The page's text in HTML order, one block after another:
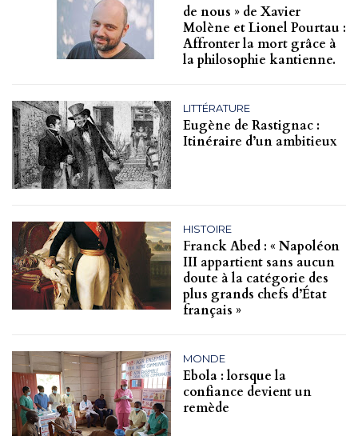
de nous » de Xavier
Molène et Lionel Pourtau :
Affronter la mort grâce à
la philosophie kantienne.
LITTÉRATURE
Eugène de Rastignac :
Itinéraire d’un ambitieux
HISTOIRE
Franck Abed : « Napoléon
III appartient sans aucun
doute à la catégorie des
plus grands chefs d’État
français »
MONDE
Ebola : lorsque la
confiance devient un
remède